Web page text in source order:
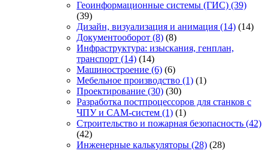
Геоинформационные системы (ГИС) (39)
(39)
Дизайн, визуализация и анимация (14) (14)
Документооборот (8) (8)
Инфраструктура: изыскания, генплан,
транспорт (14) (14)
Машиностроение (6) (6)
Мебельное производство (1) (1)
Проектирование (30) (30)
Разработка постпроцессоров для станков с
ЧПУ и CAM-систем (1) (1)
Строительство и пожарная безопасность (42)
(42)
Инженерные калькуляторы (28) (28)